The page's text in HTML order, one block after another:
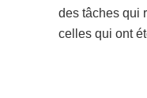
des tâches qui
celles qui ont